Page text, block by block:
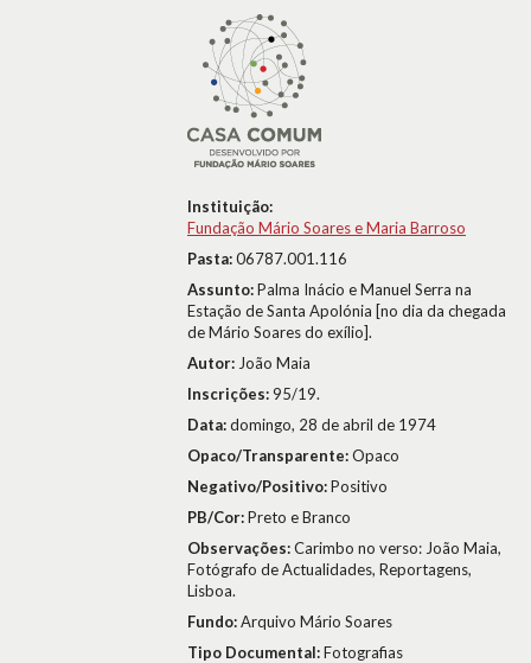
Instituição:
Fundação Mário Soares e Maria Barroso
Pasta:06787.001.116
Assunto:Palma Inácio e Manuel Serra na
Estação de Santa Apolónia [no dia da chegada
de Mário Soares do exílio].
Autor: João Maia
Inscrições:95/19.
Data:domingo, 28 de abril de 1974
Opaco/Transparente:Opaco
Negativo/Positivo:Positivo
PB/Cor:Preto e Branco
Observações:Carimbo no verso: João Maia,
Fotógrafo de Actualidades, Reportagens,
Lisboa.
Fundo:Arquivo Mário Soares
Tipo Documental:Fotografias